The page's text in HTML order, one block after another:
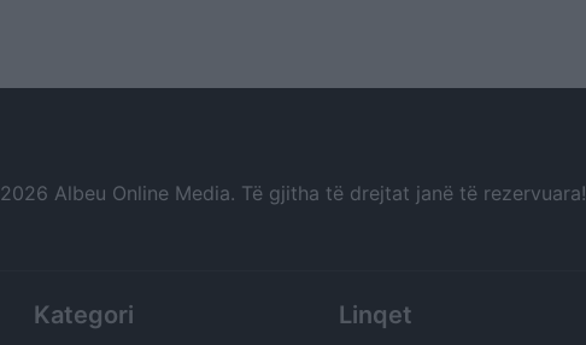
2026 Albeu Online Media. Të gjitha të drejtat janë të rezervuara!
Kategori Linqet